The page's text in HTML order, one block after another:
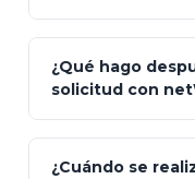
App Store (iOS)
Bienvenida
Regístrate"
¿Qué hago
solicitud con
¿Cuándo se